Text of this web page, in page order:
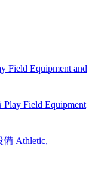
Field Equipment and
Field Equipment
Athletic,